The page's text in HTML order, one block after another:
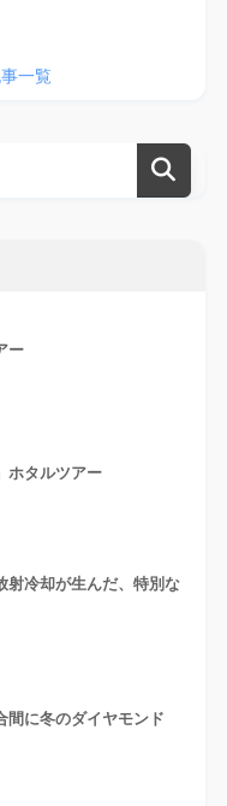
一覧
ー
ホタルツアー
射冷却が生んだ、特別な
間に冬のダイヤモンド